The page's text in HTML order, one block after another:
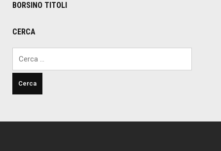
BORSINO TITOLI
CERCA